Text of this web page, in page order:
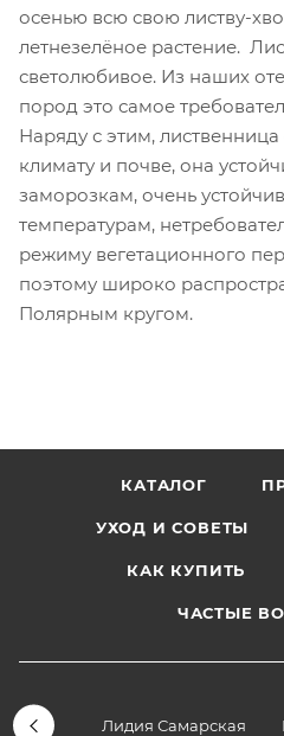
осенью всю свою листву-
летнезелёное растение.
светолюбивое. Из наших
пород это самое
Наряду с этим,
климату и почве, она
заморозкам, очень
температурам,
режиму вегетационного
поэтому широко
Полярным кругом.
КАТАЛОГ
УХОД И СОВЕТЫ
КАК КУПИТЬ
ЧАСТЫЕ
Лидия Самарская